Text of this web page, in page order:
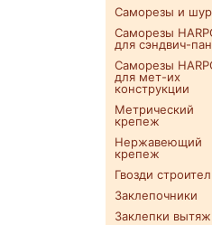
Саморезы и
Саморезы
для сэндвич-
Саморезы
для мет-их
конструкции
Метрический
крепеж
Нержавеющий
крепеж
Гвозди
Заклепочники
Заклепки